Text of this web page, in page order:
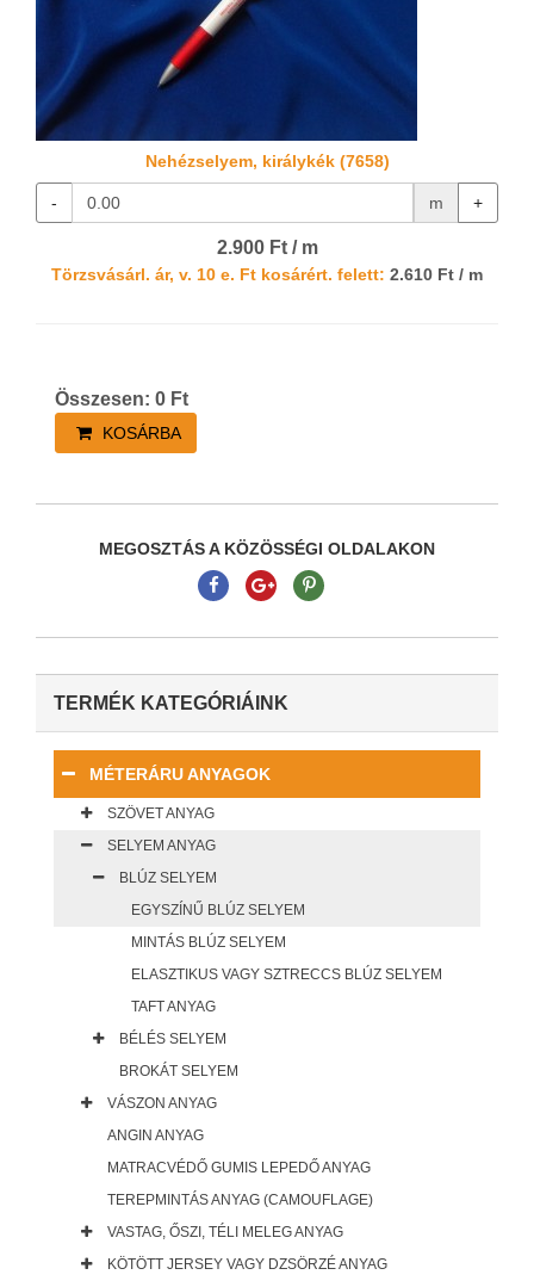
Nehézselyem, királykék (7658)
- m +
2.900 Ft / m
Törzsvásárl. ár, v. 10 e. Ft kosárért. felett: 2.610 Ft / m
Összesen: 0 Ft
KOSÁRBA
MEGOSZTÁS A KÖZÖSSÉGI OLDALAKON
TERMÉK KATEGÓRIÁINK
MÉTERÁRU ANYAGOK
SZÖVET ANYAG
SELYEM ANYAG
BLÚZ SELYEM
EGYSZÍNŰ BLÚZ SELYEM
MINTÁS BLÚZ SELYEM
ELASZTIKUS VAGY SZTRECCS BLÚZ SELYEM
TAFT ANYAG
BÉLÉS SELYEM
BROKÁT SELYEM
VÁSZON ANYAG
ANGIN ANYAG
MATRACVÉDŐ GUMIS LEPEDŐ ANYAG
TEREPMINTÁS ANYAG (CAMOUFLAGE)
VASTAG, ŐSZI, TÉLI MELEG ANYAG
KÖTÖTT JERSEY VAGY DZSÖRZÉ ANYAG